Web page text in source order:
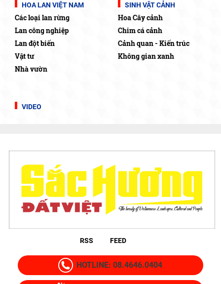
HOA LAN VIỆT NAM
Các loại lan rừng
Lan công nghiệp
Lan đột biến
Vật tư
Nhà vườn
SINH VẬT CẢNH
Hoa Cây cảnh
Chim cá cảnh
Cảnh quan - Kiến trúc
Không gian xanh
VIDEO
RSS FEED
HOTLINE: 08.4646.0404